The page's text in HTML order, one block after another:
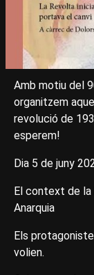
Amb motiu del
organitzem
revolució de
esperem!
Dia 5 de juny
El context de la
Anarquia
Els
volien.